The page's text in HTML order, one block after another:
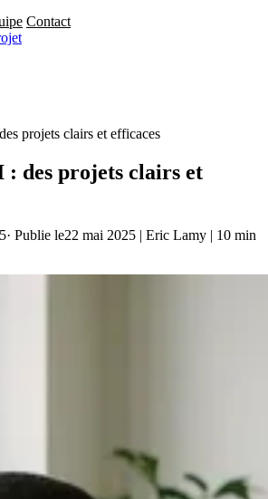
Contact
projets clairs et efficaces
des projets clairs et
· Publie le22 mai 2025 | Eric Lamy | 10 min